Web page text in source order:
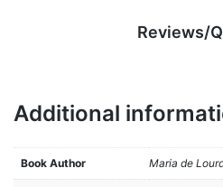
Reviews/
Additional
Book Author Maria de